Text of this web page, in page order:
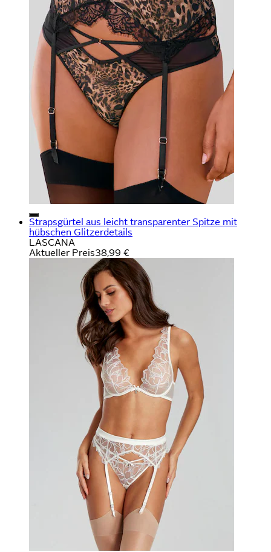
Strapsgürtel aus leicht transparenter Spitze mit
hübschen Glitzerdetails
LASCANA
Aktueller Preis38,99 €